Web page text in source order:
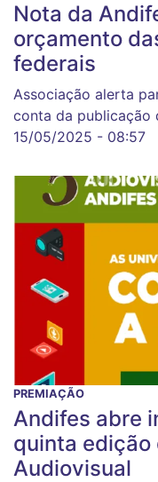
Nota da
orçamento
federais
Associação alerta
conta da publicação
15/05/2025 - 08:57
PREMIAÇÃO
Andifes abre
quinta edição
Audiovisual